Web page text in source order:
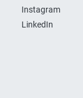
Instagram
LinkedIn